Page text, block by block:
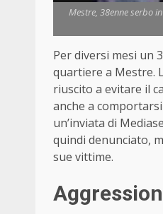
Mestre, 38enne serbo
Per diversi mesi un
quartiere a Mestre.
riuscito a evitare il
anche a
un’inviata di
quindi denunciato,
sue vittime.